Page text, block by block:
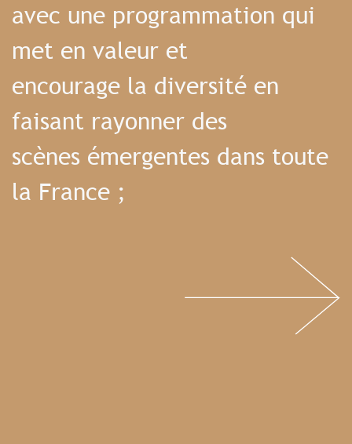
avec une programmation qui
met en valeur et
encourage la diversité en
faisant rayonner des
scènes émergentes dans toute
la France ;